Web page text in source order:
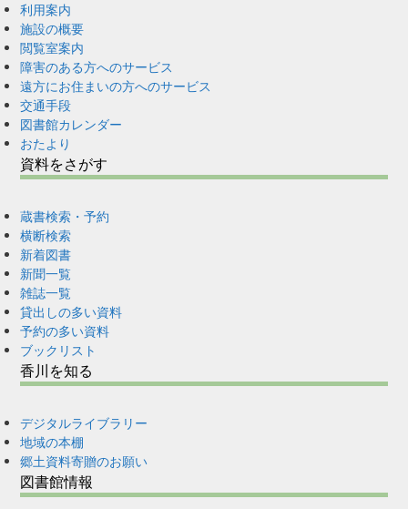
利用案内
施設の概要
閲覧室案内
障害のある方へのサービス
遠方にお住まいの方へのサービス
交通手段
図書館カレンダー
おたより
資料をさがす
蔵書検索・予約
横断検索
新着図書
新聞一覧
雑誌一覧
貸出しの多い資料
予約の多い資料
ブックリスト
香川を知る
デジタルライブラリー
地域の本棚
郷土資料寄贈のお願い
図書館情報